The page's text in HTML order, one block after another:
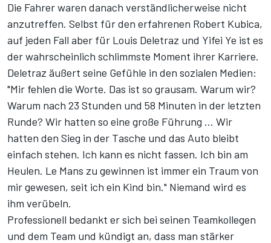
Die Fahrer waren danach verständlicherweise nicht
anzutreffen. Selbst für den erfahrenen Robert Kubica,
auf jeden Fall aber für Louis Deletraz und Yifei Ye ist es
der wahrscheinlich schlimmste Moment ihrer Karriere.
Deletraz äußert seine Gefühle in den sozialen Medien:
"Mir fehlen die Worte. Das ist so grausam. Warum wir?
Warum nach 23 Stunden und 58 Minuten in der letzten
Runde? Wir hatten so eine große Führung ... Wir
hatten den Sieg in der Tasche und das Auto bleibt
einfach stehen. Ich kann es nicht fassen. Ich bin am
Heulen. Le Mans zu gewinnen ist immer ein Traum von
mir gewesen, seit ich ein Kind bin." Niemand wird es
ihm verübeln.
Professionell bedankt er sich bei seinen Teamkollegen
und dem Team und kündigt an, dass man stärker